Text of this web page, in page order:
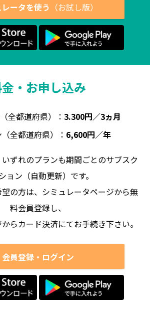
ータを使う （お試し版）
・お申し込み
全都道府県）： 3.300円／3ヵ月
全都道府県）： 6,600円／年
ずれのプランも期間ごとのサブスク
ョン（自動更新）です。
の方は、シミュレータページから無
料会員登録し、
らカード決済にてお手続き下さい。
会員登録・ログイン